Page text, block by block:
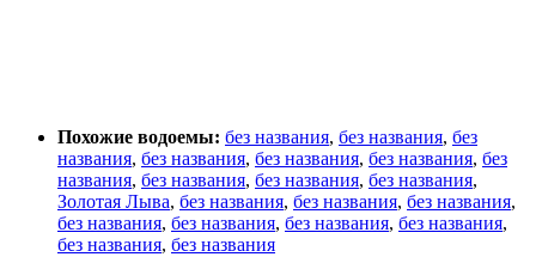
Похожие водоемы: без названия, без названия, без
названия, без названия, без названия, без названия, без
названия, без названия, без названия, без названия,
Золотая Лыва, без названия, без названия, без названия,
без названия, без названия, без названия, без названия,
без названия, без названия